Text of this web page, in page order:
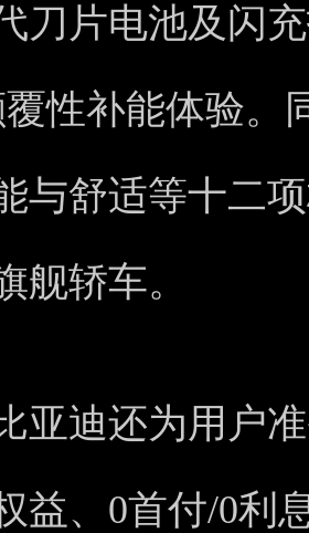
刀片电池及闪
性补能体验。
与舒适等十二
舰轿车。
亚迪还为用户
益、0首付/0利